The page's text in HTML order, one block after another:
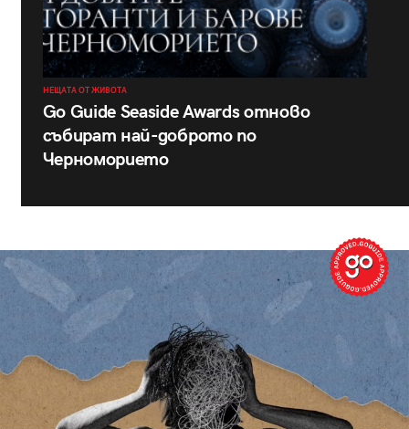
НЕЩАТА ОТ ЖИВОТА
Go Guide Seaside Awards отново
събират най-доброто по
Черноморието